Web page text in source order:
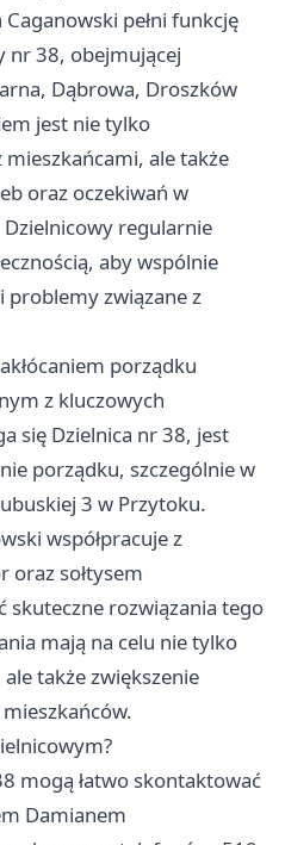
pełni funkcję
nr 38, obejmującej
Dąbrowa, Droszków
jest nie tylko
ale także
oraz oczekiwań w
regularnie
aby wspólnie
problemy związane z
porządku
z kluczowych
się Dzielnica nr 38, jest
porządku, szczególnie w
3 w Przytoku.
współpracuje z
oraz sołtysem
skuteczne rozwiązania tego
mają na celu nie tylko
także zwiększenie
mogą łatwo skontaktować
Damianem